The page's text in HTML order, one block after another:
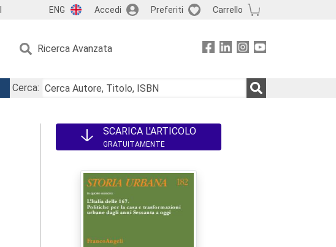
ENG Accedi Preferiti Carrello
Ricerca Avanzata
Cerca:
SCARICA L'ARTICOLO
GRATUITAMENTE